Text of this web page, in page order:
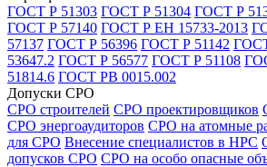
ГОСТ Р 51303 ГОСТ Р 51304 ГОСТ Р
ГОСТ Р 57140 ГОСТ Р ЕН 15733-2013
57137 ГОСТ Р 56396 ГОСТ Р 51142
53647.2 ГОСТ Р 56577 ГОСТ Р 51108
51814.6 ГОСТ РВ 0015.002
Допуски СРО
СРО строителей СРО проектировщиков
СРО энергоаудиторов СРО на атомные
для СРО Внесение специалистов в НРС
допусков СРО СРО на особо опасные